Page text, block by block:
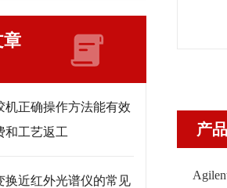
章
机正确操作方法能有效
和工艺返工
换近红外光谱仪的常见
产